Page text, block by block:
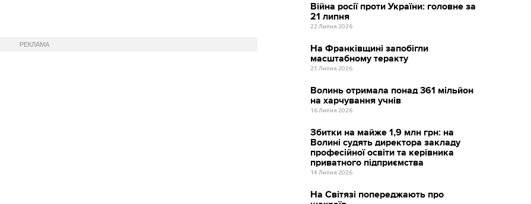
РЕКЛАМА
Війна росії проти України: головне за
21 липня
22 Липня 2026
На Франківщині запобігли
масштабному теракту
21 Липня 2026
Волинь отримала понад 361 мільйон
на харчування учнів
16 Липня 2026
Збитки на майже 1,9 млн грн: на
Волині судять директора закладу
професійної освіти та керівника
приватного підприємства
14 Липня 2026
На Світязі попереджають про